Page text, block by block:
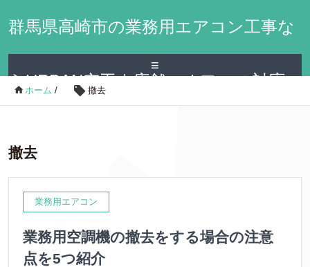
群馬県高崎市の業務用エアコン工事な
らURBAN空工｜店舗・オフィス対応
≡
ホーム / 撤去
撤去
業務用エアコン
業務用空調機の撤去をする場合の注意
点を5つ紹介